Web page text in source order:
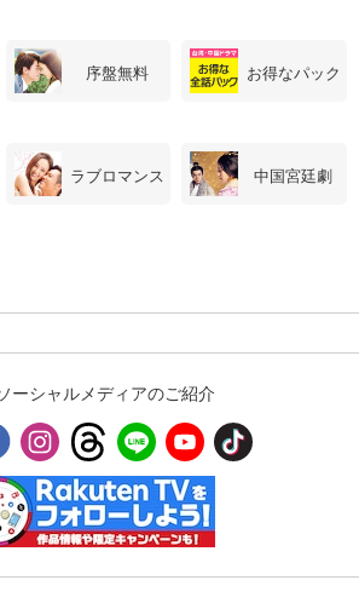
スマホなどでRakuten TVを視聴する際のデ
視聴年齢制限の変更時にパスコード入力が
求められるのでお子さまがいても安心で
定額見放題コンテンツの解約はこちらから
ログアウト
序盤無料 お得なパック
ラブロマンス 中国宮廷劇
ーシャルメディアのご紹介